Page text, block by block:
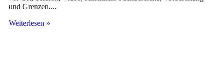
und Grenzen.
Weiterlesen »